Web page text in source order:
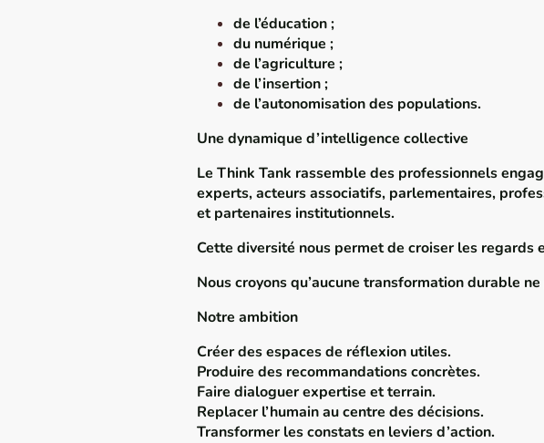
de l’éducation ;
du numérique ;
de l’agriculture ;
de l’insertion ;
de l’autonomisation des populations.
Une dynamique d’intelligence collective
Le Think Tank rassemble des professionnels
experts, acteurs associatifs, parlementaires,
et partenaires institutionnels.
Cette diversité nous permet de croiser les regards
Nous croyons qu’aucune transformation durable
Notre ambition
Créer des espaces de réflexion utiles.
Produire des recommandations concrètes.
Faire dialoguer expertise et terrain.
Replacer l’humain au centre des décisions.
Transformer les constats en leviers d’action.